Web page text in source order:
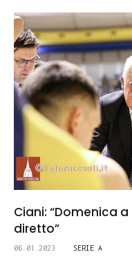
Ciani: “Domenica
diretto”
06.01.2023 SERIE A